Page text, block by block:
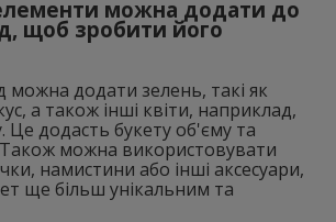
можна додати до
щоб зробити його
можна додати зелень, такі як
а також інші квіти, наприклад,
Це додасть букету об'єму та
Також можна використовувати
намистини або інші аксесуари,
ще більш унікальним та